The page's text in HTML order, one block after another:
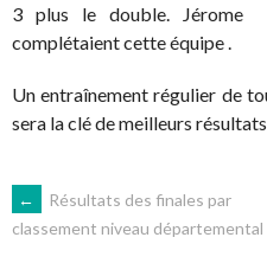
3 plus le double. Jérome
complétaient cette équipe .
Un entraînement régulier de
sera la clé de meilleurs
NAVIGATION
←
Résultats des finales par
classement niveau départemental